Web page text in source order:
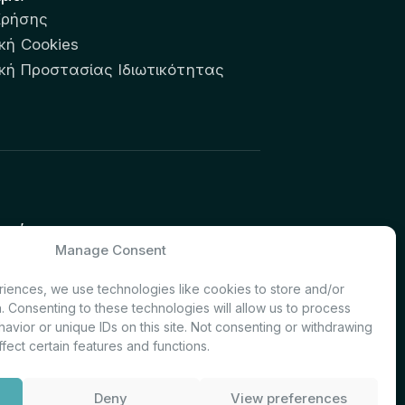
Manage Consent
we use technologies like cookies to store and/or
Consenting to these technologies will allow us to process
or unique IDs on this site. Not consenting or withdrawing
certain features and functions.
Deny View preferences
Cookies
Προστασίας Ιδιωτικότητας
Investor Relations – Τμήμα